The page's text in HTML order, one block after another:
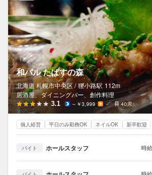
閲覧履歴
気になる求人
検索履歴・保存した条件
応募履歴
WEB履歴書
スカウト・メルマガ受信設定
ヘルプ・お問い合わせフォーム
和バル たぱすの森
北海道 札幌市中央区 / 狸小路駅 112m
居酒屋、ダイニングバー、創作料理
3.1 ～￥3,999 － 40席
個人経営 平日のみ勤務OK ネイルOK 新卒歓迎
バイト ホールスタッフ 時